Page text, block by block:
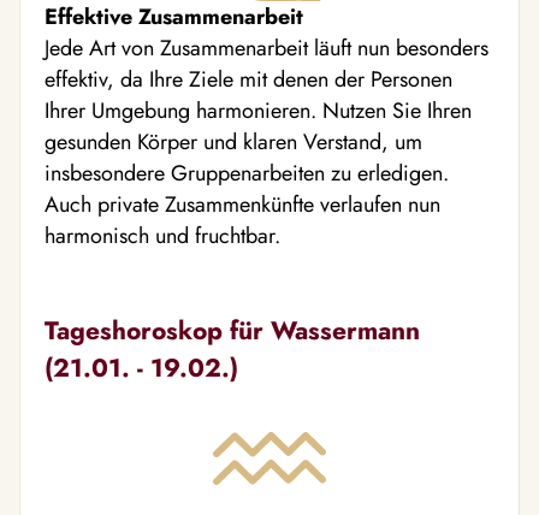
Effektive Zusammenarbeit
Jede Art von Zusammenarbeit läuft nun besonders
effektiv, da Ihre Ziele mit denen der Personen
Ihrer Umgebung harmonieren. Nutzen Sie Ihren
gesunden Körper und klaren Verstand, um
insbesondere Gruppenarbeiten zu erledigen.
Auch private Zusammenkünfte verlaufen nun
harmonisch und fruchtbar.
Tageshoroskop für Wassermann
(21.01. - 19.02.)